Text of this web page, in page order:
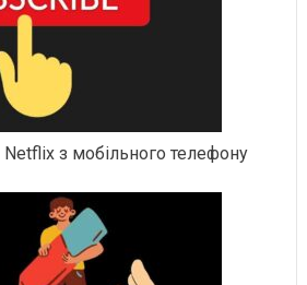
Netflix з мобільного телефону